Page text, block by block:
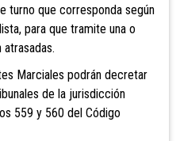
turno que corresponda según
para que tramite una o
Marciales podrán decretar
de la jurisdicción
559 y 560 del Código